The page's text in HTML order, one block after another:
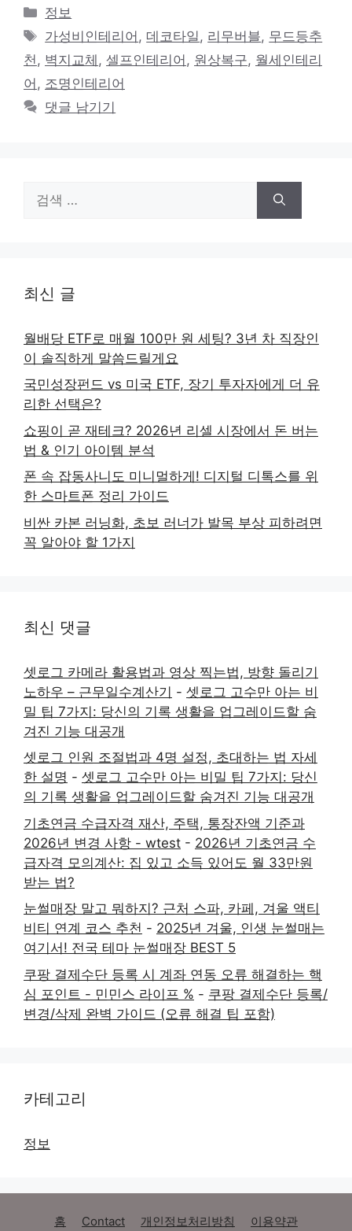
카
테
고
리
정보
태
그
가성비인테리어 , 데코타일 , 리무버블, 무드등추
천 , 벽지교체 , 셀프인테리어 , 원상복구, 월세인테리
어 , 조명인테리어
댓글 남기기
색:
최신 글
월배당 ETF로 매월 100만 원 세팅? 3년 차 직장인
이 솔직하게 말씀드릴게요
국민성장펀드 vs 미국 ETF, 장기 투자자에게 더 유
리한 선택은?
쇼핑이 곧 재테크? 2026년 리셀 시장에서 돈 버는
법 & 인기 아이템 분석
폰 속 잡동사니도 미니멀하게! 디지털 디톡스를 위
한 스마트폰 정리 가이드
비싼 카본 러닝화, 초보 러너가 발목 부상 피하려면
꼭 알아야 할 1가지
최신 댓글
셋로그 카메라 활용법과 영상 찍는법, 방향 돌리기
노하우 – 근무일수계산기 - 셋로그 고수만 아는 비
밀 팁 7가지: 당신의 기록 생활을 업그레이드할 숨
겨진 기능 대공개
셋로그 인원 조절법과 4명 설정, 초대하는 법 자세
한 설명 - 셋로그 고수만 아는 비밀 팁 7가지: 당신
의 기록 생활을 업그레이드할 숨겨진 기능 대공개
기초연금 수급자격 재산, 주택, 통장잔액 기준과
2026년 변경 사항 - wtest - 2026년 기초연금 수
급자격 모의계산: 집 있고 소득 있어도 월 33만원
받는 법?
눈썰매장 말고 뭐하지? 근처 스파, 카페, 겨울 액티
비티 연계 코스 추천 - 2025년 겨울, 인생 눈썰매는
여기서! 전국 테마 눈썰매장 BEST 5
쿠팡 결제수단 등록 시 계좌 연동 오류 해결하는 핵
심 포인트 - 민민스 라이프 % - 쿠팡 결제수단 등록/
변경/삭제 완벽 가이드 (오류 해결 팁 포함)
카테고리
정보
홈 Contact 개인정보처리방침 이용약관